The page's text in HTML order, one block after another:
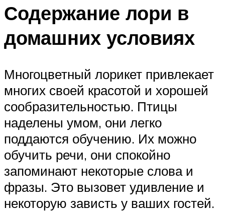
Содержание лори в
домашних условиях
Многоцветный лорикет привлекает
многих своей красотой и хорошей
сообразительностью. Птицы
наделены умом, они легко
поддаются обучению. Их можно
обучить речи, они спокойно
запоминают некоторые слова и
фразы. Это вызовет удивление и
некоторую зависть у ваших гостей.